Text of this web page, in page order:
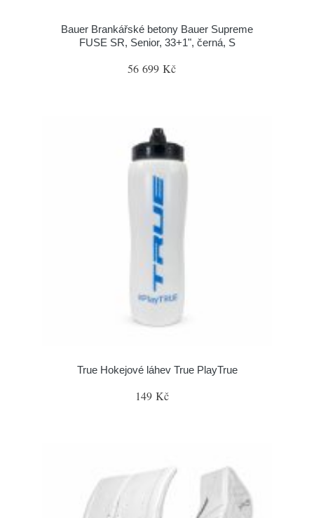
Bauer Brankářské betony Bauer Supreme
FUSE SR, Senior, 33+1", černá, S
56 699 Kč
True Hokejové láhev True PlayTrue
149 Kč